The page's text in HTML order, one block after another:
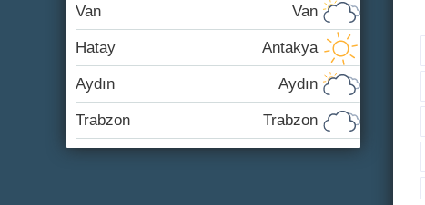
Van Van
Hatay Antakya
Aydın Aydın
Trabzon Trabzon